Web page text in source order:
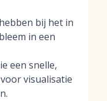
bij het in
in een
een snelle,
visualisatie